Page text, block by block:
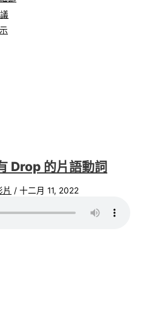
Drop 的片語動詞
片 /十二月 11, 2022